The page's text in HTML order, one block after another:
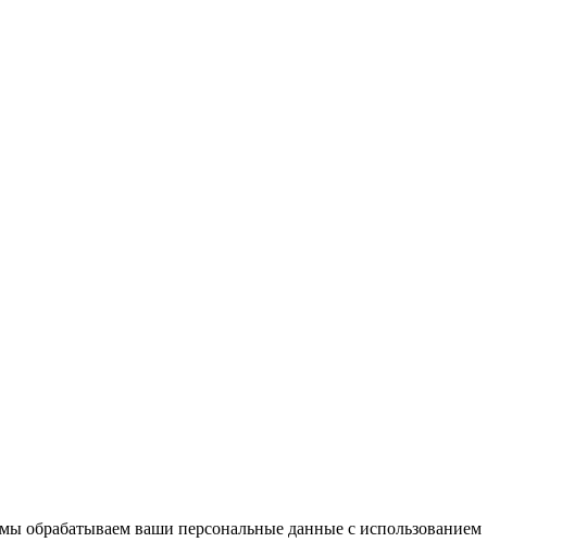
обрабатываем ваши персональные данные с использованием